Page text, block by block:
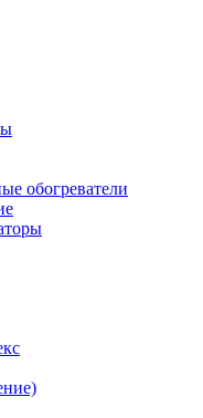
обогреватели